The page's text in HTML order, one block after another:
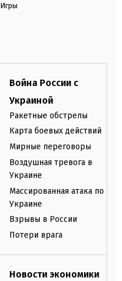
Игры
Война России с
Украиной
Ракетные обстрелы
Карта боевых действий
Мирные переговоры
Воздушная тревога в
Украине
Массированная атака по
Украине
Взрывы в России
Потери врага
Новости экономики